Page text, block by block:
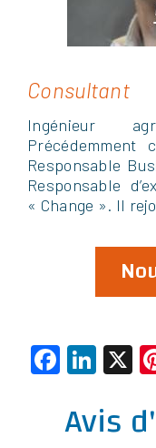
Consultant
Ingénieur
Précédemment
Responsable
Responsable
« Change ». Il
X
Avis